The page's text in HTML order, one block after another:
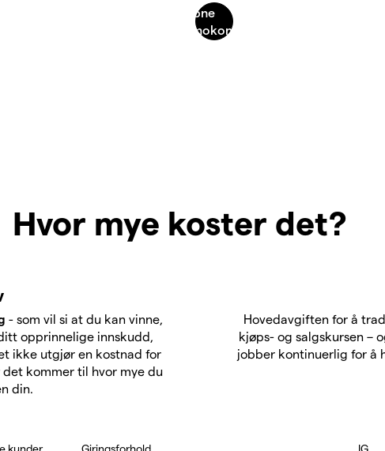
Hvor mye koster det?
- som vil si at du kan vinne,
opprinnelige innskudd,
ikke utgjør en kostnad for
kommer til hvor mye du
din.
Hovedavgiften for å
kjøps- og salgskursen –
jobber kontinuerlig for å